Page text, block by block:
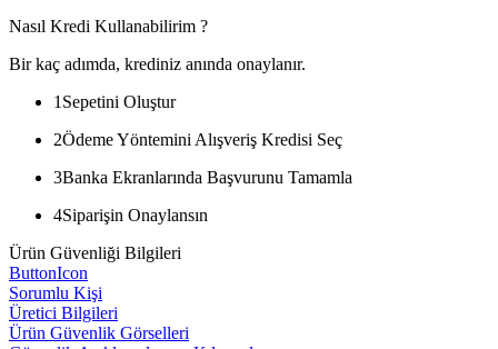
Nasıl Kredi Kullanabilirim ?
Bir kaç adımda, krediniz anında onaylanır.
1 Sepetini Oluştur
2Ödeme Yöntemini Alışveriş Kredisi Seç
3Banka Ekranlarında Başvurunu Tamamla
4Siparişin Onaylansın
Ürün Güvenliği Bilgileri
ButtonIcon
Sorumlu Kişi
Üretici Bilgileri
Ürün Güvenlik Görselleri